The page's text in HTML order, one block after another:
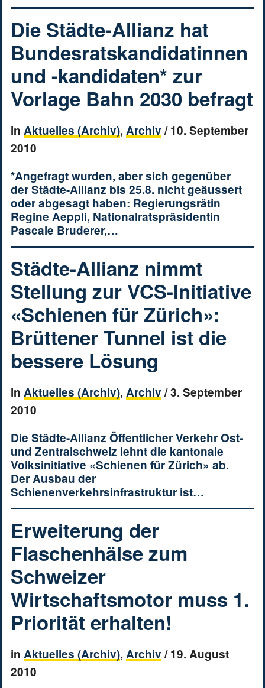
Die Städte-Allianz hat
Bundesratskandidatinnen
und -kandidaten* zur
Vorlage Bahn 2030 befragt
in Aktuelles (Archiv), Archiv /10. September
2010
*Angefragt wurden, aber sich gegenüber
der Städte-Allianz bis 25.8. nicht geäussert
oder abgesagt haben: Regierungsrätin
Regine Aeppli, Nationalratspräsidentin
Pascale Bruderer,…
Städte-Allianz nimmt
Stellung zur VCS-Initiative
«Schienen für Zürich»:
Brüttener Tunnel ist die
bessere Lösung
in Aktuelles (Archiv), Archiv /3. September
2010
Die Städte-Allianz Öffentlicher Verkehr Ost-
und Zentralschweiz lehnt die kantonale
Volksinitiative «Schienen für Zürich» ab.
Der Ausbau der
Schienenverkehrsinfrastruktur ist…
Erweiterung der
Flaschenhälse zum
Schweizer
Wirtschaftsmotor muss 1.
Priorität erhalten!
in Aktuelles (Archiv), Archiv /19. August
2010